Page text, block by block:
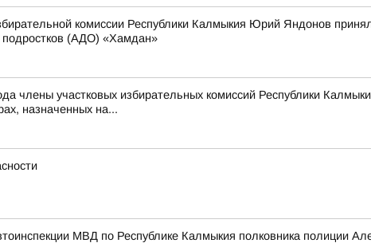
комиссии Республики Калмыкия Юрий Яндонов
подростков (АДО) «Хамдан»
члены участковых избирательных комиссий Республики
назначенных на...
МВД по Республике Калмыкия полковника полиции